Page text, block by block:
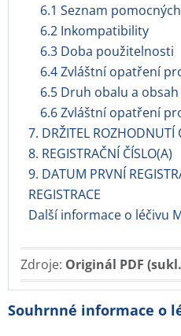
6.1 Seznam
6.2 Inkompatibility
6.3 Doba použitelnosti
6.4 Zvláštní opatření
6.5 Druh obalu a
6.6 Zvláštní opatření
7. DRŽITEL ROZHODNUTÍ
8. REGISTRAČNÍ ČÍSLO(A)
9. DATUM PRVNÍ
REGISTRACE
Další informace o léčivu
Zdroje: Originál PDF
Souhrnné informace o